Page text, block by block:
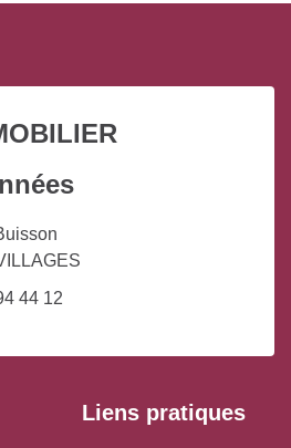
44 12
Liens pratiques